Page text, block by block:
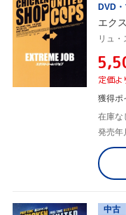
DVD・
エク
定価よ
獲得ポ
在庫な
発売年
中古